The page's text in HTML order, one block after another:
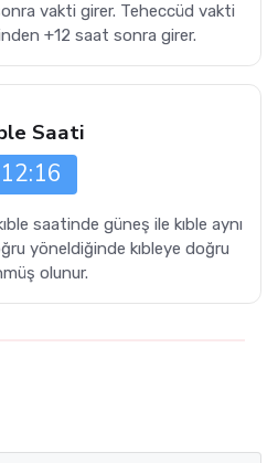
vakti girer. Teheccüd vakti
+12 saat sonra girer.
Saati
12:16
saatinde güneş ile kıble aynı
yöneldiğinde kıbleye doğru
olunur.